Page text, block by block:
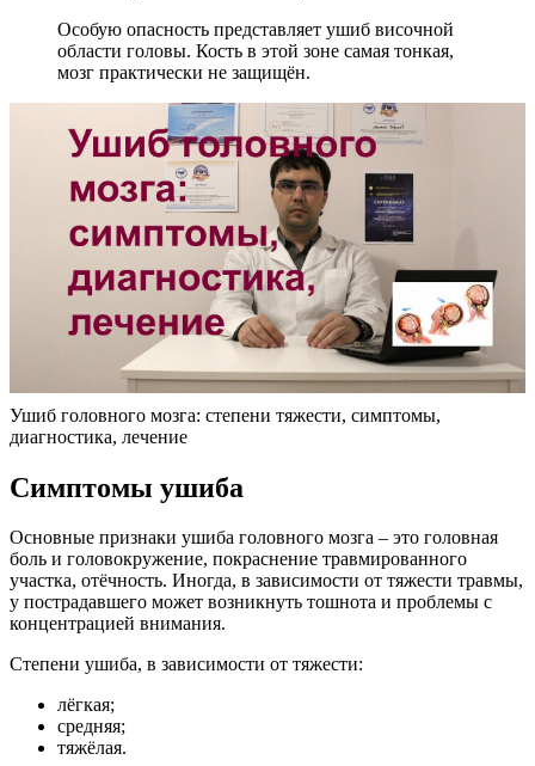
Особую опасность представляет ушиб височной
области головы. Кость в этой зоне самая тонкая,
мозг практически не защищён.
Ушиб головного мозга: степени тяжести, симптомы,
диагностика, лечение
Симптомы ушиба
Основные признаки ушиба головного мозга – это головная
боль и головокружение, покраснение травмированного
участка, отёчность. Иногда, в зависимости от тяжести травмы,
у пострадавшего может возникнуть тошнота и проблемы с
концентрацией внимания.
Степени ушиба, в зависимости от тяжести:
лёгкая;
средняя;
тяжёлая.